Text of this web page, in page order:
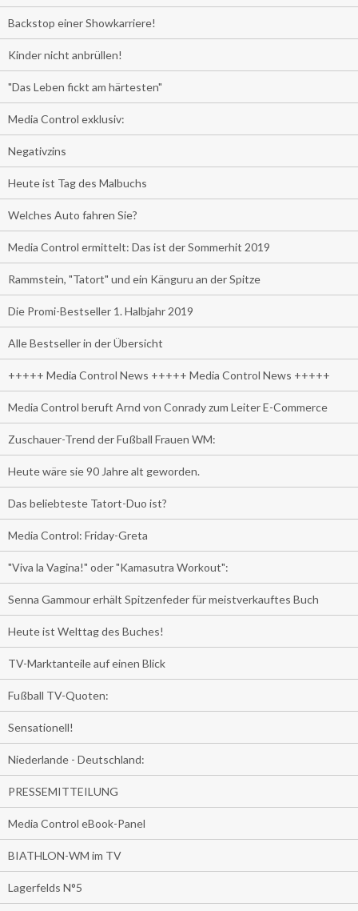
Backstop einer Showkarriere!
Kinder nicht anbrüllen!
"Das Leben fickt am härtesten"
Media Control exklusiv:
Negativzins
Heute ist Tag des Malbuchs
Welches Auto fahren Sie?
Media Control ermittelt: Das ist der Sommerhit 2019
Rammstein, "Tatort" und ein Känguru an der Spitze
Die Promi-Bestseller 1. Halbjahr 2019
Alle Bestseller in der Übersicht
+++++ Media Control News +++++ Media Control News +++++
Media Control beruft Arnd von Conrady zum Leiter E-Commerce
Zuschauer-Trend der Fußball Frauen WM:
Heute wäre sie 90 Jahre alt geworden.
Das beliebteste Tatort-Duo ist?
Media Control: Friday-Greta
"Viva la Vagina!" oder "Kamasutra Workout":
Senna Gammour erhält Spitzenfeder für meistverkauftes Buch
Heute ist Welttag des Buches!
TV-Marktanteile auf einen Blick
Fußball TV-Quoten:
Sensationell!
Niederlande - Deutschland:
PRESSEMITTEILUNG
Media Control eBook-Panel
BIATHLON-WM im TV
Lagerfelds N°5